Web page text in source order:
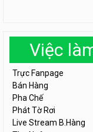
Việc
Trực Fanpage
Bán Hàng
Pha Chế
Phát Tờ Rơi
Live Stream B.Hàng